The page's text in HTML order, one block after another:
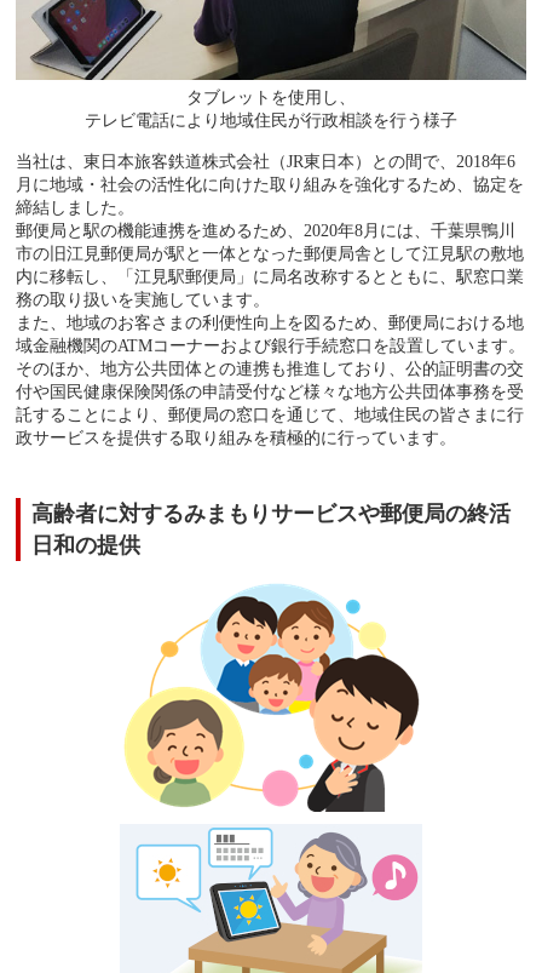
タブレットを使用し、
テレビ電話により地域住民が行政相談を行う様子
当社は、東日本旅客鉄道株式会社（JR東日本）との間で、2018年6
月に地域・社会の活性化に向けた取り組みを強化するため、協定を
締結しました。
郵便局と駅の機能連携を進めるため、2020年8月には、千葉県鴨川
市の旧江見郵便局が駅と一体となった郵便局舎として江見駅の敷地
内に移転し、「江見駅郵便局」に局名改称するとともに、駅窓口業
務の取り扱いを実施しています。
また、地域のお客さまの利便性向上を図るため、郵便局における地
域金融機関のATMコーナーおよび銀行手続窓口を設置しています。
そのほか、地方公共団体との連携も推進しており、公的証明書の交
付や国民健康保険関係の申請受付など様々な地方公共団体事務を受
託することにより、郵便局の窓口を通じて、地域住民の皆さまに行
政サービスを提供する取り組みを積極的に行っています。
高齢者に対するみまもりサービスや郵便局の終活
日和の提供